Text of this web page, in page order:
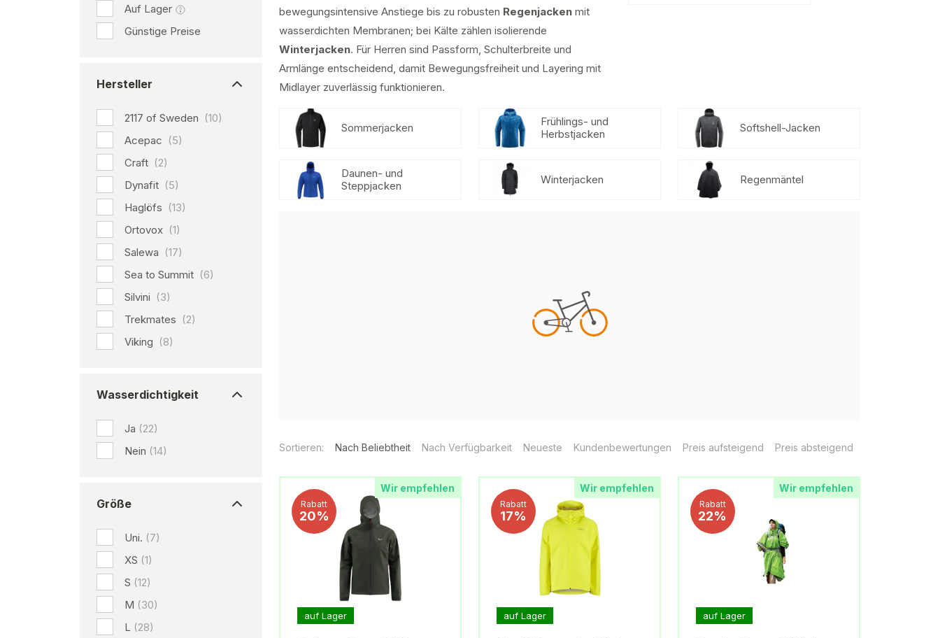
Auf Lager
Günstige Preise
Hersteller
2117 of Sweden (10)
Acepac (5)
Craft (2)
Dynafit (5)
Haglöfs (13)
Ortovox (1)
Salewa (17)
Sea to Summit (6)
Silvini (3)
Trekmates (2)
Viking (8)
Wasserdichtigkeit
Ja (22)
Nein (14)
Größe
Uni. (7)
XS (1)
S (12)
M (30)
L (28)
bewegungsintensive Anstiege bis zu robusten Regenjacken mit
wasserdichten Membranen; bei Kälte zählen isolierende
Winterjacken. Für Herren sind Passform, Schulterbreite und
Armlänge entscheidend, damit Bewegungsfreiheit und Layering mit
Midlayer zuverlässig funktionieren.
Sommerjacken
Frühlings- und
Herbstjacken
Softshell-Jacken
Daunen- und
Steppjacken
Winterjacken Regenmäntel
Sortieren: Nach Beliebtheit Nach Verfügbarkeit Neueste Kundenbewertungen Preis aufsteigend Preis absteigend
Wir empfehlen
Rabatt
20%
auf Lager
Wir empfehlen
Rabatt
17%
auf Lager
Wir empfehlen
Rabatt
22%
auf Lager